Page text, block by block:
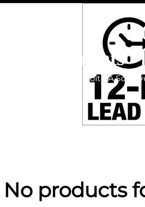
vêtements
Boîte À
No products